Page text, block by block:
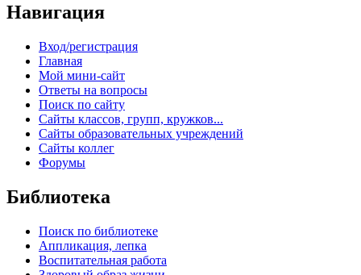
Навигация
Вход/регистрация
Главная
Мой мини-сайт
Ответы на вопросы
Поиск по сайту
Сайты классов, групп, кружков...
Сайты образовательных учреждений
Сайты коллег
Форумы
Библиотека
Поиск по библиотеке
Аппликация, лепка
Воспитательная работа